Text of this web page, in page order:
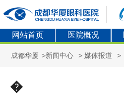
网站首页 医院概况
成都华厦 >新闻中心 >媒体报道 >
�